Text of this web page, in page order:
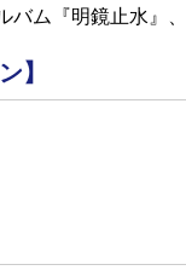
バム 『明鏡止水』 、
】